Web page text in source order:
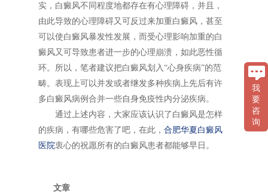
实，白癜风不同程度地都存在有心理障碍，并且，
由此导致的心理障碍又可反过来加重白癜风，甚至
可以使白癜风暴发性发展，而受心理影响加重的白
癜风又可导致患者进一步的心理崩溃，如此恶性循
环。所以，笔者建议把白癜风划入“心身疾病”的范
畴。表现上可以并发或者继发多种疾病上先后有许
多白癜风病例合并一些自身免疫性内分泌疾病。
通过上述内容，大家应该认识了白癜风是怎样
的疾病，有哪些危害了吧，在此， 合肥华夏白癜风
医院衷心的祝愿所有的白癜风患者都能够早日。
文章
我
要
咨
询